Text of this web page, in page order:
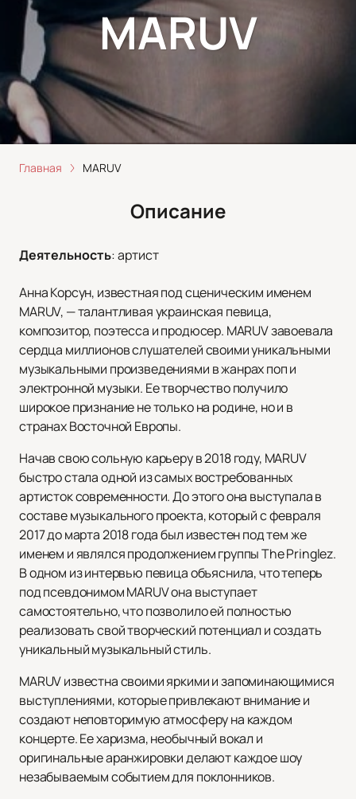
MARUV
Главная MARUV
Описание
Деятельность:артист
Анна Корсун, известная под сценическим именем
MARUV, — талантливая украинская певица,
композитор, поэтесса и продюсер. MARUV завоевала
сердца миллионов слушателей своими уникальными
музыкальными произведениями в жанрах поп и
электронной музыки. Ее творчество получило
широкое признание не только на родине, но и в
странах Восточной Европы.
Начав свою сольную карьеру в 2018 году, MARUV
быстро стала одной из самых востребованных
артисток современности. До этого она выступала в
составе музыкального проекта, который с февраля
2017 до марта 2018 года был известен под тем же
именем и являлся продолжением группы The Pringlez.
В одном из интервью певица объяснила, что теперь
под псевдонимом MARUV она выступает
самостоятельно, что позволило ей полностью
реализовать свой творческий потенциал и создать
уникальный музыкальный стиль.
MARUV известна своими яркими и запоминающимися
выступлениями, которые привлекают внимание и
создают неповторимую атмосферу на каждом
концерте. Ее харизма, необычный вокал и
оригинальные аранжировки делают каждое шоу
незабываемым событием для поклонников.